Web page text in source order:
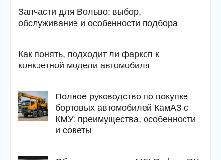
Запчасти для Вольво: выбор,
обслуживание и особенности подбора
Как понять, подходит ли фаркоп к
конкретной модели автомобиля
Полное руководство по покупке
бортовых автомобилей КамАЗ с
КМУ: преимущества, особенности
и советы